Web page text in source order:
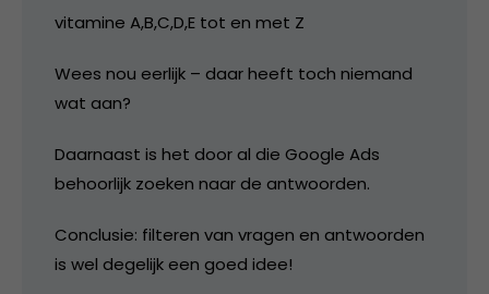
vitamine A,B,C,D,E tot en met Z
Wees nou eerlijk – daar heeft toch niemand
wat aan?
Daarnaast is het door al die Google Ads
behoorlijk zoeken naar de antwoorden.
Conclusie: filteren van vragen en antwoorden
is wel degelijk een goed idee!